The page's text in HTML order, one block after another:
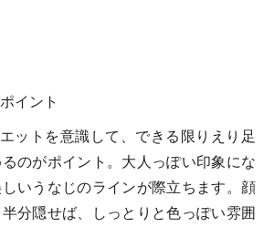
ットを意識して、できる限りえり足
のがポイント。大人っぽい印象にな
いうなじのラインが際立ちます。顔
分隠せば、しっとりと色っぽい雰囲